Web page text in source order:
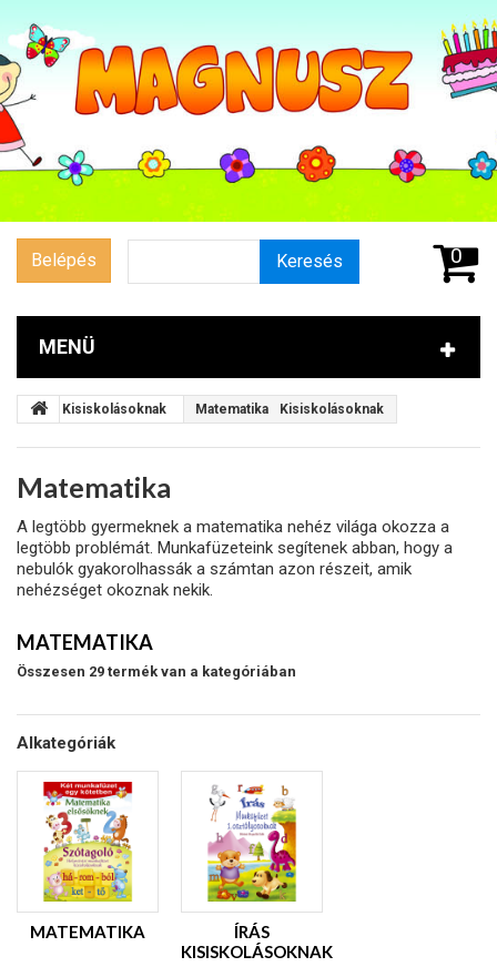
Belépés Keresés 0
MENÜ
Kisiskolásoknak Matematika Kisiskolásoknak
Matematika
A legtöbb gyermeknek a matematika nehéz világa okozza a
legtöbb problémát. Munkafüzeteink segítenek abban, hogy a
nebulók gyakorolhassák a számtan azon részeit, amik
nehézséget okoznak nekik.
MATEMATIKA
Összesen 29 termék van a kategóriában
Alkategóriák
MATEMATIKA
ÍRÁS
KISISKOLÁSOKNAK